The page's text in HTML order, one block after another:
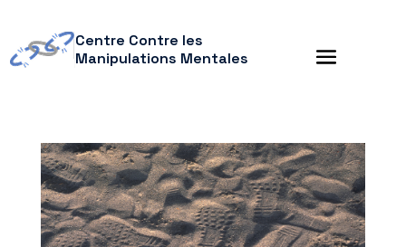
Centre Contre les
Manipulations Mentales